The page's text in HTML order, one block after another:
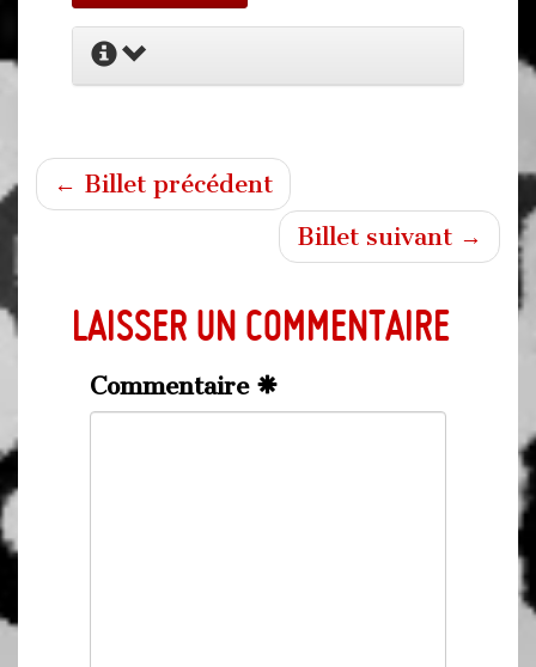
← Billet précédent
Billet suivant →
Laisser un commentaire
Commentaire